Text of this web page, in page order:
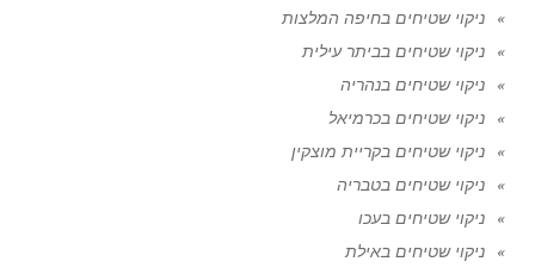
ניקוי שטיחים בחיפה המלצות
ניקוי שטיחים בביתר עילית
ניקוי שטיחים בנהריה
ניקוי שטיחים בכרמיאל
ניקוי שטיחים בקריית מוצקין
ניקוי שטיחים בטבריה
ניקוי שטיחים בעכו
ניקוי שטיחים באילת